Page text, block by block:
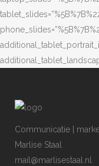
Communicatie |
Marlise Staal
mail@marlisestaal.nl